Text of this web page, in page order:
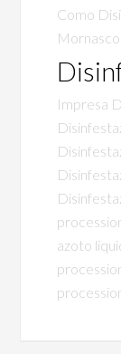
Como
Mornasco
Impresa
azoto